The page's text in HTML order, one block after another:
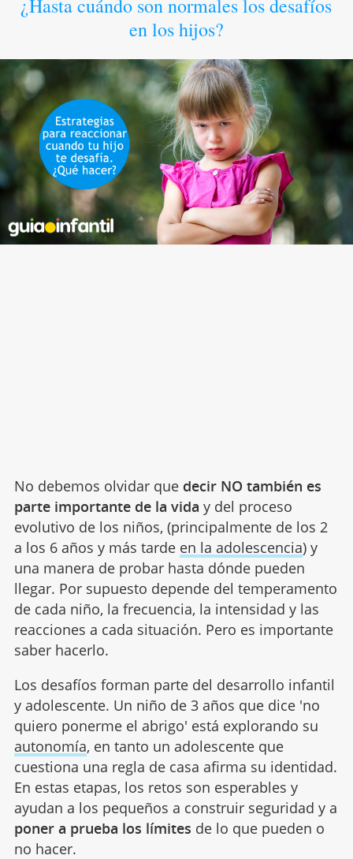
¿Hasta cuándo son normales los desafíos
en los hijos?
No debemos olvidar que decir NO también es
parte importante de la vida y del proceso
evolutivo de los niños, (principalmente de los 2
a los 6 años y más tarde en la adolescencia) y
una manera de probar hasta dónde pueden
llegar. Por supuesto depende del temperamento
de cada niño, la frecuencia, la intensidad y las
reacciones a cada situación. Pero es importante
saber hacerlo.
Los desafíos forman parte del desarrollo infantil
y adolescente. Un niño de 3 años que dice 'no
quiero ponerme el abrigo' está explorando su
autonomía, en tanto un adolescente que
cuestiona una regla de casa afirma su identidad.
En estas etapas, los retos son esperables y
ayudan a los pequeños a construir seguridad y a
poner a prueba los límites de lo que pueden o
no hacer.